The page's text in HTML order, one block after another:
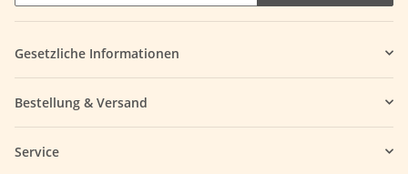
Gesetzliche Informationen
Bestellung & Versand
Service